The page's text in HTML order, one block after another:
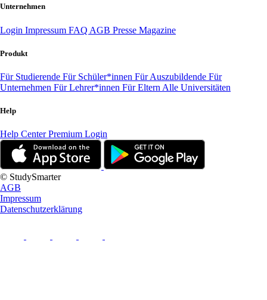
Unternehmen
Login Impressum FAQ AGB Presse Magazine
Produkt
Für Studierende Für Schüler*innen Für Auszubildende Für
Unternehmen Für Lehrer*innen Für Eltern Alle Universitäten
Help
Help CenterPremium Login
© StudySmarter
AGB
Impressum
Datenschutzerklärung